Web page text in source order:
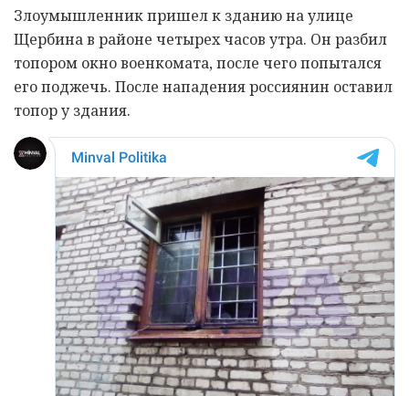
Злоумышленник пришел к зданию на улице
Щербина в районе четырех часов утра. Он разбил
топором окно военкомата, после чего попытался
его поджечь. После нападения россиянин оставил
топор у здания.